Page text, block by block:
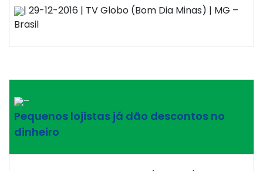
| 29-12-2016 | TV Globo (Bom Dia Minas) | MG –
Brasil
–
Pequenos lojistas já dão descontos no
dinheiro